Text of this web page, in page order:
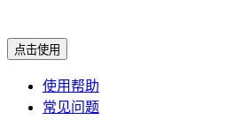
点击使用
使用帮助
常见问题